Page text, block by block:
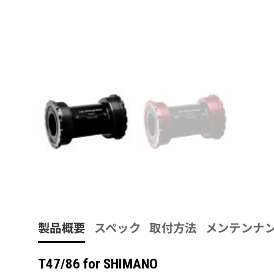
製品概要 スペック 取付方法 メンテンナ
T47/86 for SHIMANO